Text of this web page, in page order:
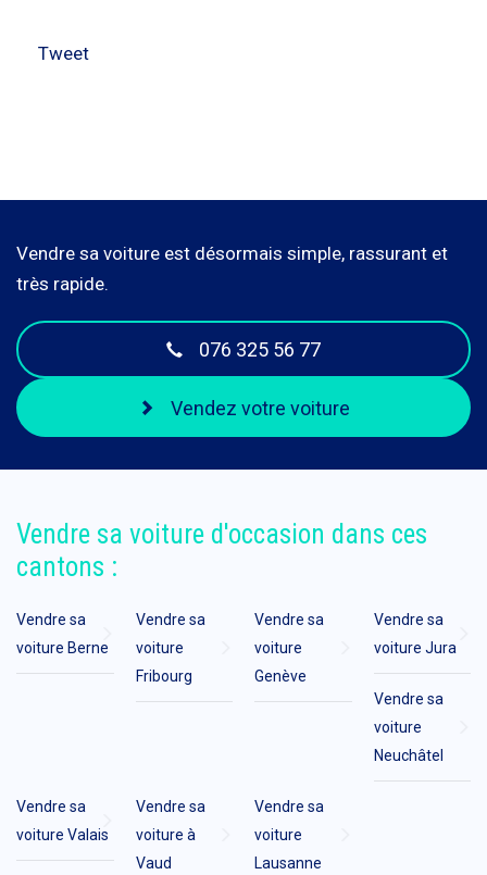
Tweet
Vendre sa voiture est désormais simple, rassurant et
très rapide.
076 325 56 77
Vendez votre voiture
Vendre sa voiture d'occasion dans ces
cantons :
Vendre sa
voiture Berne
Vendre sa
voiture
Fribourg
Vendre sa
voiture
Genève
Vendre sa
voiture Jura
Vendre sa
voiture
Neuchâtel
Vendre sa
voiture Valais
Vendre sa
voiture à
Vaud
Vendre sa
voiture
Lausanne